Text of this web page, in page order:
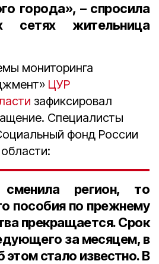
города», – спросила
сетях жительница
мониторинга
ЦУР
зафиксировал
Специалисты
фонд России
регион, то
пособия по прежнему
прекращается. Срок
за месяцем, в
стало известно. В